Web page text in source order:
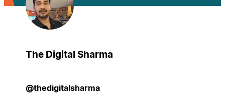
The Digital Sharma
@thedigitalsharma